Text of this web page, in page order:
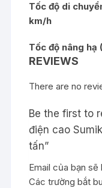
Tốc độ di
km/h
Tốc độ nâng hạ
REVIEWS
There are no
Be the first to
điện cao
tấn”
Email của bạn
Các trường bắt